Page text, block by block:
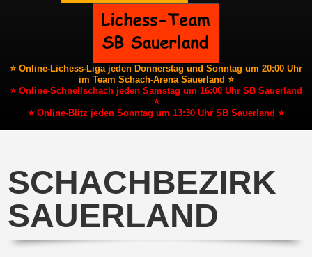
⭐ Online-Lichess-Liga jeden Donnerstag und Sonntag um 20:00 Uhr
im Team Schach-Arena Sauerland ⭐
⭐ Online-Schnellschach jeden Samstag um 16:00 Uhr SB Sauerland
⭐
⭐ Online-Blitz jeden Sonntag um 13:30 Uhr SB Sauerland ⭐
SCHACHBEZIRK
SAUERLAND